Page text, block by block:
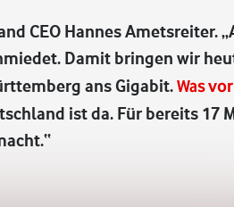
CEO Hannes Ametsreiter.
Damit bringen wir
ans Gigabit.Was
ist da. Für bereits 17